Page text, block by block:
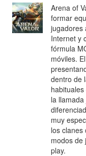
Arena of
formar
jugadores
Internet y
fórmula
móviles.
dentro de
la
muy
los clanes
modos de
play.